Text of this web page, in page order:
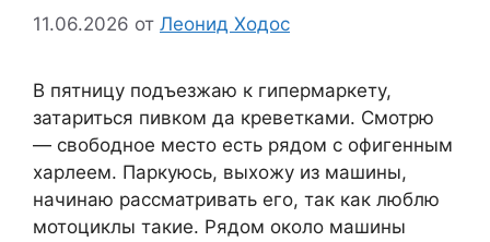
11.06.2026 от Леонид Ходос
В пятницу подъезжаю к гипермаркету,
затариться пивком да креветками. Смотрю
— свободное место есть рядом с офигенным
харлеем. Паркуюсь, выхожу из машины,
начинаю рассматривать его, так как люблю
мотоциклы такие. Рядом около машины